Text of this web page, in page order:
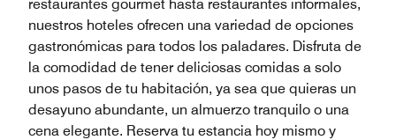
restaurantes gourmet hasta restaurantes informales,
nuestros hoteles ofrecen una variedad de opciones
gastronómicas para todos los paladares. Disfruta de
la comodidad de tener deliciosas comidas a solo
unos pasos de tu habitación, ya sea que quieras un
desayuno abundante, un almuerzo tranquilo o una
cena elegante. Reserva tu estancia hoy mismo y